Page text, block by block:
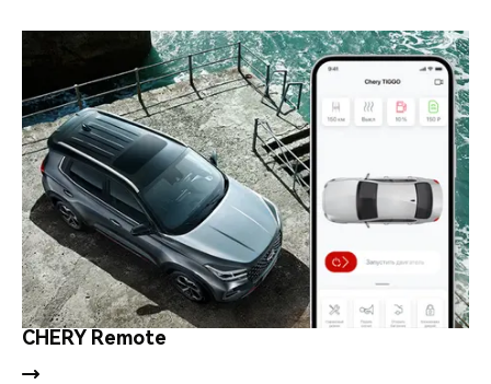
CHERY Remote